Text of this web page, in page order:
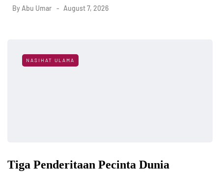
By Abu Umar August 7, 2026
NASIHAT ULAMA
Tiga Penderitaan Pecinta Dunia